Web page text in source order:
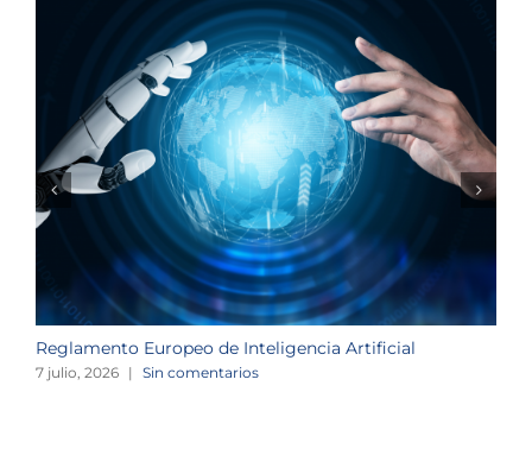
Reglamento Europeo de Inteligencia Artificial
7 julio, 2026 | Sin comentarios